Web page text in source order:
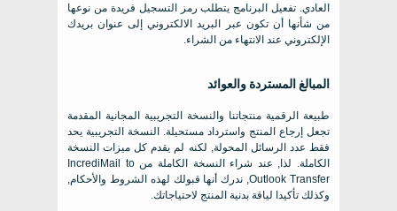
العادي. تفعيل البرنامج يتطلب رمز التسجيل فريدة من نوعها
من شأنها أن تكون عبر البريد الالكتروني إلى عنوان بريدك
الإلكتروني عند الانتهاء من الشراء.
المبالغ المستردة والعوائد
طبيعة الرقمية منتجاتنا والنسخة التجريبية المجانية المقدمة
تجعل إرجاع المنتج واسترداد مستحيلة. النسخة التجريبية يحد
فقط عدد الرسائل المحولة, لكنه لم يقدم كل ميزات النسخة
الكاملة. لذا, عند شراء النسخة الكاملة منIncrediMail to
Outlook Transfer, ندرك أنها قبولك لهذه الشروط والأحكام,
وكذلك تأكيدا لياقة بدنية المنتج لاحتياجاتك.